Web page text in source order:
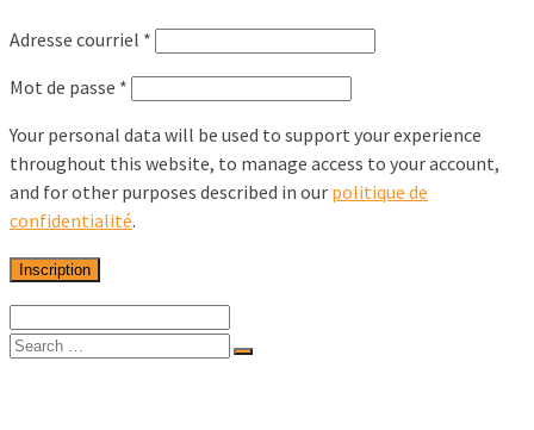
Adresse courriel *
Mot de passe *
Your personal data will be used to support your experience
throughout this website, to manage access to your account,
and for other purposes described in our politique de
confidentialité.
Inscription